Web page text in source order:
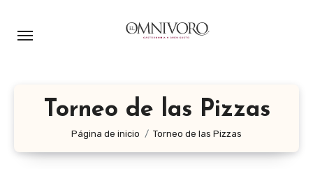
Torneo de las Pizzas
Página de inicio Torneo de las Pizzas